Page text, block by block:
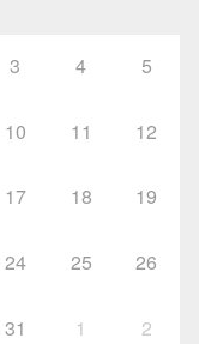
3 4 5
10 11 12
17 18 19
24 25 26
31 1 2